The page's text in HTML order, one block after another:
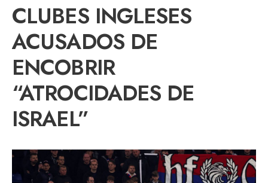
CLUBES INGLESES
ACUSADOS DE
ENCOBRIR
“ATROCIDADES DE
ISRAEL”